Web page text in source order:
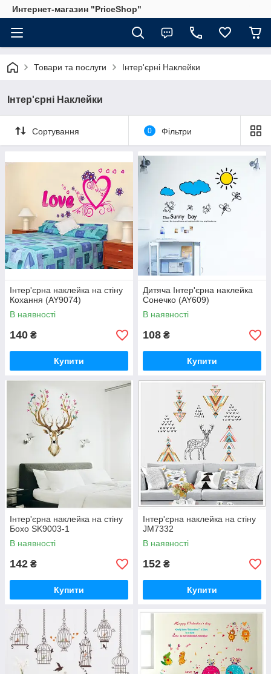
Интернет-магазин "PriceShop"
Товари та послуги Інтер'єрні Наклейки
Інтер'єрні Наклейки
Сортування 0 Фільтри
Інтер'єрна наклейка на стіну
Кохання (AY9074)
В наявності
140 ₴
Купити
Дитяча Інтер'єрна наклейка
Сонечко (AY609)
В наявності
108 ₴
Купити
Інтер'єрна наклейка на стіну
Бохо SK9003-1
В наявності
142 ₴
Купити
Інтер'єрна наклейка на стіну
JM7332
В наявності
152 ₴
Купити